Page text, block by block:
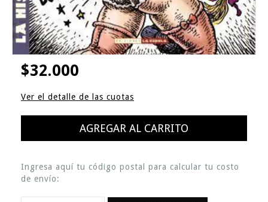
$32.000
Ver el detalle de las cuotas
Ingresa aquí tu código postal para calcular tu costo
de envío: